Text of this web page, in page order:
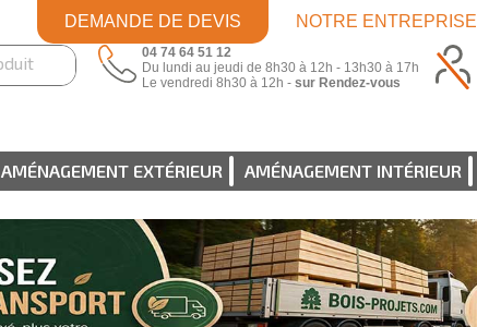
DEMANDE DE DEVIS NOTRE ENTREPRISE
04 74 64 51 12
Du lundi au jeudi de 8h30 à 12h - 13h30 à 17h
Le vendredi 8h30 à 12h - sur Rendez-vous
AMÉNAGEMENT EXTÉRIEUR AMÉNAGEMENT INTÉRIEUR